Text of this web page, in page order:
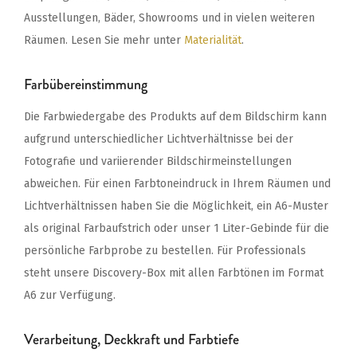
Ausstellungen, Bäder, Showrooms und in vielen weiteren
Räumen. Lesen Sie mehr unter Materialität.
Farbübereinstimmung
Die Farbwiedergabe des Produkts auf dem Bildschirm kann
aufgrund unterschiedlicher Lichtverhältnisse bei der
Fotografie und variierender Bildschirmeinstellungen
abweichen. Für einen Farbtoneindruck in Ihrem Räumen und
Lichtverhältnissen haben Sie die Möglichkeit, ein A6-Muster
als original Farbaufstrich oder unser 1 Liter-Gebinde für die
persönliche Farbprobe zu bestellen. Für Professionals
steht unsere Discovery-Box mit allen Farbtönen im Format
A6 zur Verfügung.
Verarbeitung, Deckkraft und Farbtiefe